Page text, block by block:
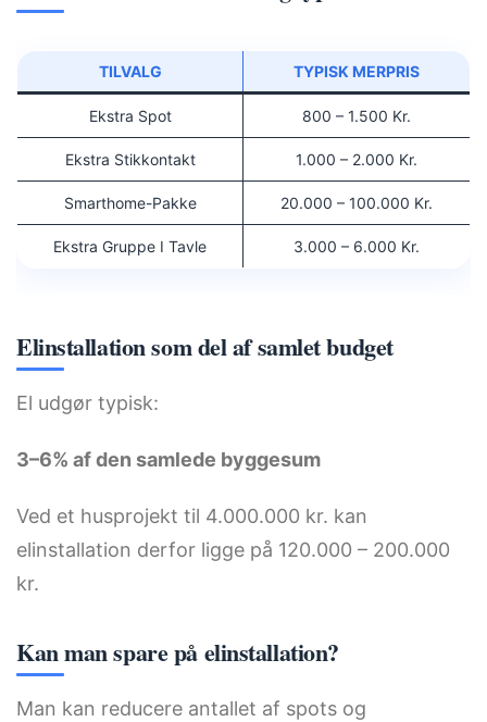
TILVALG TYPISK MERPRIS
Ekstra Spot 800 – 1.500 Kr.
Ekstra Stikkontakt 1.000 – 2.000 Kr.
Smarthome-Pakke 20.000 – 100.000 Kr.
Ekstra Gruppe I Tavle 3.000 – 6.000 Kr.
Elinstallation som del af samlet budget
El udgør typisk:
3–6% af den samlede byggesum
Ved et husprojekt til 4.000.000 kr. kan
elinstallation derfor ligge på 120.000 – 200.000
kr.
Kan man spare på elinstallation?
Man kan reducere antallet af spots og